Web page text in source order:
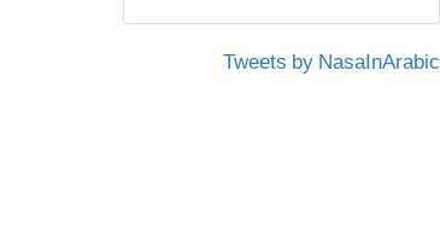
Tweets by NasaInArabic